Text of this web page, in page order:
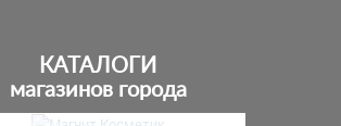
КАТАЛОГИ
магазинов города